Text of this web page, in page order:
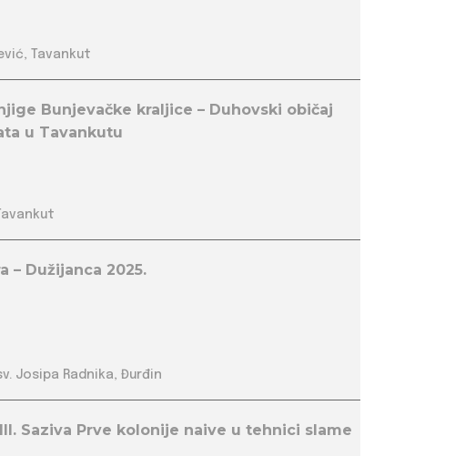
Tavankut
Bunjevačke kraljice – Duhovski običaj
u Tavankutu
– Dužijanca 2025.
Josipa Radnika, Đurđin
Saziva Prve kolonije naive u tehnici slame